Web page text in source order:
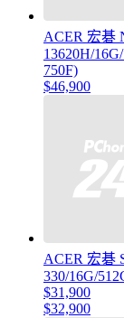
ACER 宏碁
13620H/
750F)
$46,900
ACER 宏碁
330/16G/
$31,900
$32,900